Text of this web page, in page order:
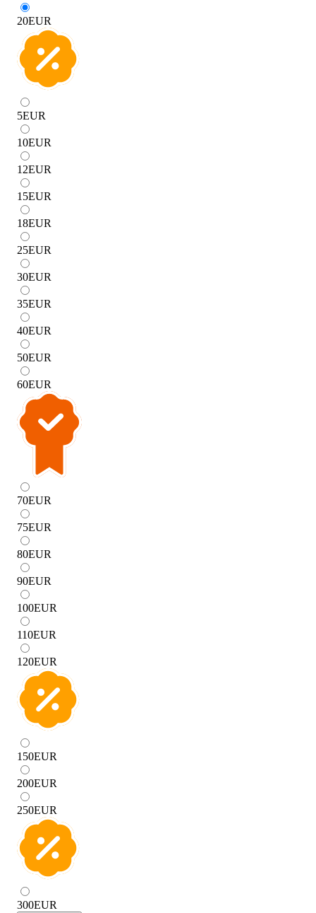
20EUR
5EUR
10EUR
12EUR
15EUR
18EUR
25EUR
30EUR
35EUR
40EUR
50EUR
60EUR
70EUR
75EUR
80EUR
90EUR
100EUR
110EUR
120EUR
150EUR
200EUR
250EUR
300EUR